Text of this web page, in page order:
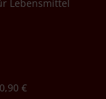
Lebensmittel
€